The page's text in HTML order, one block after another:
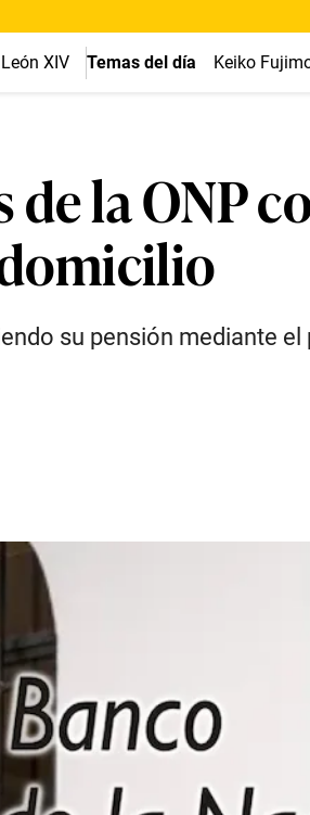
XIV Temas del día Keiko
la ONP
su pensión mediante